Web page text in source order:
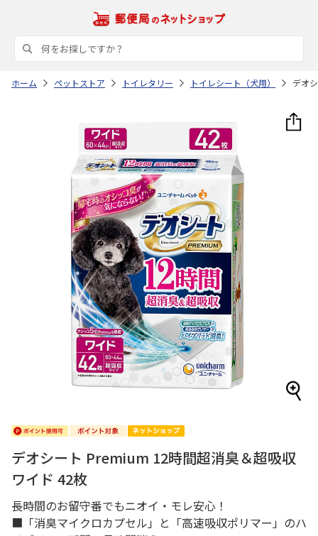
ホーム ペットストア トイレタリー トイレシート（犬用） デオ
デオシート Premium 12時間超消臭＆超吸収
ワイド 42枚
長時間のお留守番でもニオイ・モレ安心！
■「消臭マイクロカプセル」と「高速吸収ポリマー」のハ